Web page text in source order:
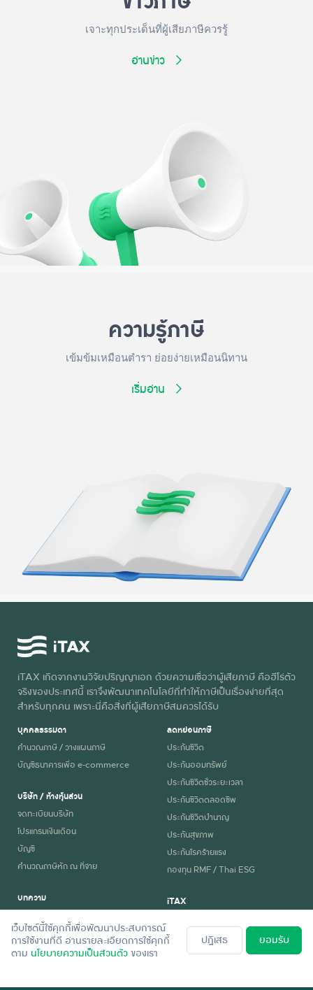
เจาะทุกประเด็นที่ผู้เสียภาษีควรรู้
อ่านข่าว
ความรู้ภาษี
เข้มข้มเหมือนตำรา ย่อยง่ายเหมือนนิทาน
เริ่มอ่าน
iTAX เกิดจากงานวิจัยปริญญาเอก ด้วยความเชื่อว่าผู้เสียภาษี คือฮีโร่ตัว
จริงของประเทศนี้ เราจึงพัฒนาเทคโนโลยีที่ทำให้ภาษีเป็นเรื่องง่ายที่สุด
สำหรับทุกคน เพราะนี่คือสิ่งที่ผู้เสียภาษีสมควรได้รับ
บุคคลธรรมดา
คำนวณภาษี / วางแผนภาษี
บัญชีธนาคารเพื่อ e-commerce
บริษัท / ห้างหุ้นส่วน
จดทะเบียนบริษัท
โปรแกรมเงินเดือน
บัญชี
คำนวณภาษีหัก ณ ที่จ่าย
บทความ
ความรู้ภาษี
ข่าวภาษี
ลดหย่อนภาษี
ประกันชีวิต
ประกันออมทรัพย์
ประกันชีวิตชั่วระยะเวลา
ประกันชีวิตตลอดชีพ
ประกันชีวิตบำนาญ
ประกันสุขภาพ
ประกันโรคร้ายแรง
กองทุน RMF / Thai ESG
iTAX
เกี่ยวกับ iTAX
นโยบายความเป็นส่วนตัว
เว็บไซต์นี้ใช้คุกกี้เพื่อพัฒนาประสบการณ์
การใช้งานที่ดี อ่านรายละเอียดการใช้คุกกี้
ตาม นโยบายความเป็นส่วนตัว ของเรา
ปฏิเสธ ยอมรับ